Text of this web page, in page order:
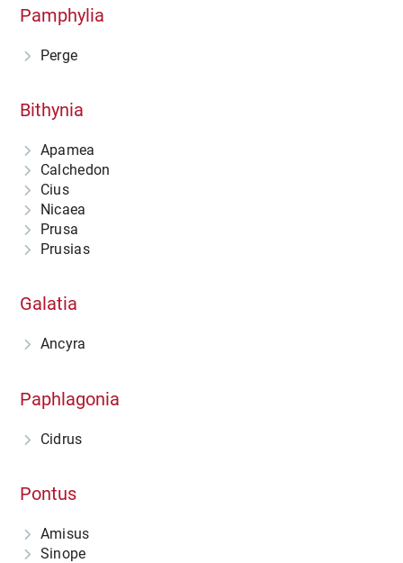
Pamphylia
Perge
Bithynia
Apamea
Calchedon
Cius
Nicaea
Prusa
Prusias
Galatia
Ancyra
Paphlagonia
Cidrus
Pontus
Amisus
Sinope